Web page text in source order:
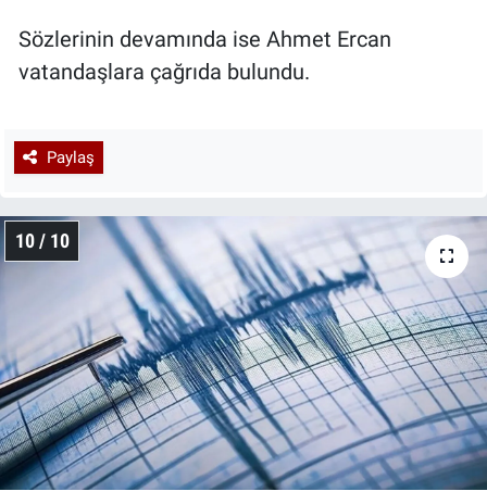
Sözlerinin devamında ise Ahmet Ercan
vatandaşlara çağrıda bulundu.
Paylaş
10 / 10